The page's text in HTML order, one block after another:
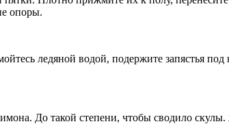
опоры.
ледяной водой, подержите запястья
До такой степени, чтобы сводило